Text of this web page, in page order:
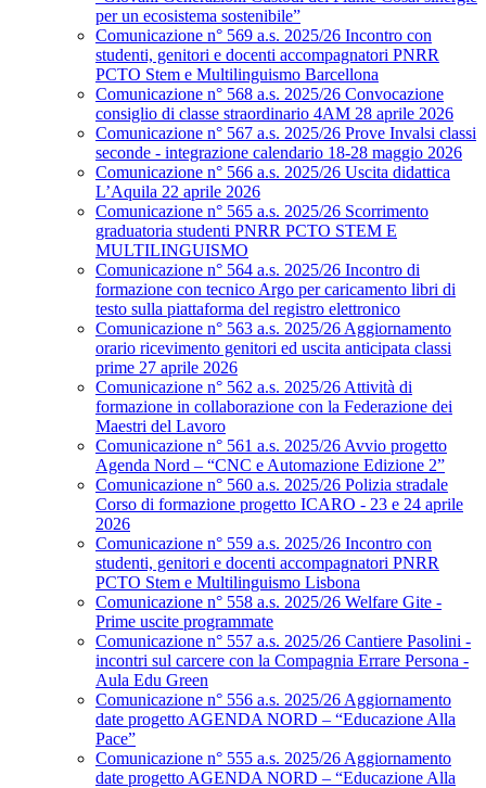
per un ecosistema sostenibile”
Comunicazione n° 569 a.s. 2025/26 Incontro con
studenti, genitori e docenti accompagnatori PNRR
PCTO Stem e Multilinguismo Barcellona
Comunicazione n° 568 a.s. 2025/26 Convocazione
consiglio di classe straordinario 4AM 28 aprile 2026
Comunicazione n° 567 a.s. 2025/26 Prove Invalsi classi
seconde - integrazione calendario 18-28 maggio 2026
Comunicazione n° 566 a.s. 2025/26 Uscita didattica
L’Aquila 22 aprile 2026
Comunicazione n° 565 a.s. 2025/26 Scorrimento
graduatoria studenti PNRR PCTO STEM E
MULTILINGUISMO
Comunicazione n° 564 a.s. 2025/26 Incontro di
formazione con tecnico Argo per caricamento libri di
testo sulla piattaforma del registro elettronico
Comunicazione n° 563 a.s. 2025/26 Aggiornamento
orario ricevimento genitori ed uscita anticipata classi
prime 27 aprile 2026
Comunicazione n° 562 a.s. 2025/26 Attività di
formazione in collaborazione con la Federazione dei
Maestri del Lavoro
Comunicazione n° 561 a.s. 2025/26 Avvio progetto
Agenda Nord – “CNC e Automazione Edizione 2”
Comunicazione n° 560 a.s. 2025/26 Polizia stradale
Corso di formazione progetto ICARO - 23 e 24 aprile
2026
Comunicazione n° 559 a.s. 2025/26 Incontro con
studenti, genitori e docenti accompagnatori PNRR
PCTO Stem e Multilinguismo Lisbona
Comunicazione n° 558 a.s. 2025/26 Welfare Gite -
Prime uscite programmate
Comunicazione n° 557 a.s. 2025/26 Cantiere Pasolini -
incontri sul carcere con la Compagnia Errare Persona -
Aula Edu Green
Comunicazione n° 556 a.s. 2025/26 Aggiornamento
date progetto AGENDA NORD – “Educazione Alla
Pace”
Comunicazione n° 555 a.s. 2025/26 Aggiornamento
date progetto AGENDA NORD – “Educazione Alla